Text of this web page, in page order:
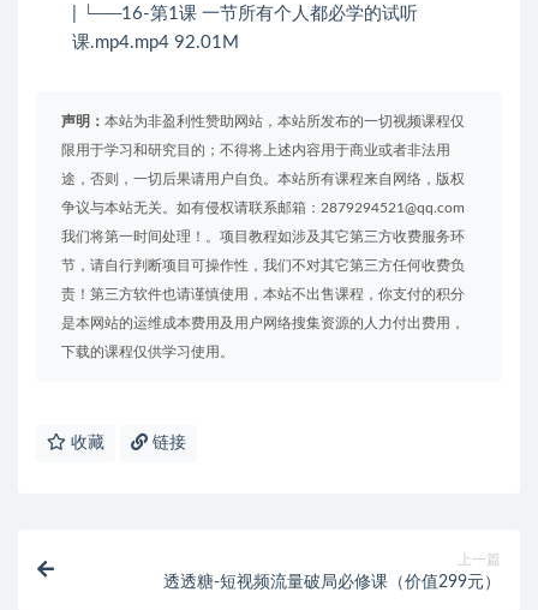
| └──16-第1课 一节所有个人都必学的试听
课.mp4.mp4 92.01M
声明： 本站为非盈利性赞助网站，本站所发布的一切视频课程仅
限用于学习和研究目的；不得将上述内容用于商业或者非法用
途，否则，一切后果请用户自负。本站所有课程来自网络，版权
争议与本站无关。如有侵权请联系邮箱：2879294521@qq.com
我们将第一时间处理！。项目教程如涉及其它第三方收费服务环
节，请自行判断项目可操作性，我们不对其它第三方任何收费负
责！第三方软件也请谨慎使用，本站不出售课程，你支付的积分
是本网站的运维成本费用及用户网络搜集资源的人力付出费用，
下载的课程仅供学习使用。
收藏 链接
上一篇
透透糖-短视频流量破局必修课（价值299元）